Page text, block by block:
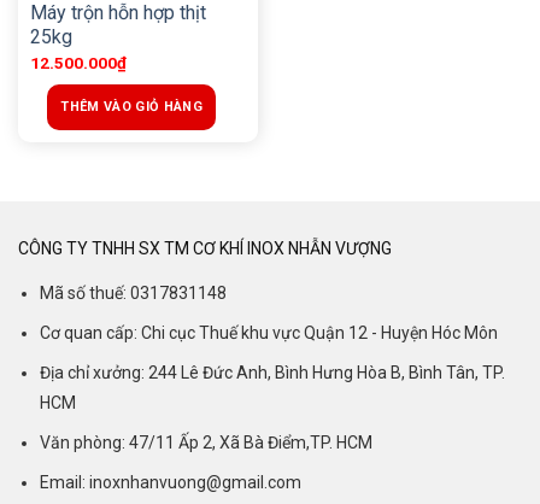
Máy trộn hỗn hợp thịt
25kg
12.500.000₫
THÊM VÀO GIỎ HÀNG
CÔNG TY TNHH SX TM CƠ KHÍ INOX NHẪN VƯỢNG
Mã số thuế: 0317831148
Cơ quan cấp: Chi cục Thuế khu vực Quận 12 - Huyện Hóc Môn
Địa chỉ xưởng: 244 Lê Đức Anh, Bình Hưng Hòa B, Bình Tân, TP.
HCM
Văn phòng: 47/11 Ấp 2, Xã Bà Điểm,TP. HCM
Email: inoxnhanvuong@gmail.com